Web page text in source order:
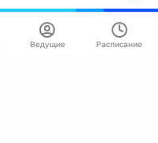
Ведущие Расписание